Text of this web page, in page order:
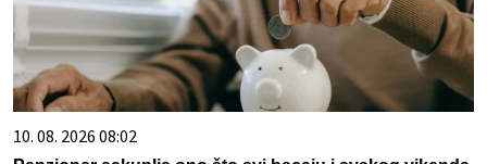
10. 08. 2026 08:02